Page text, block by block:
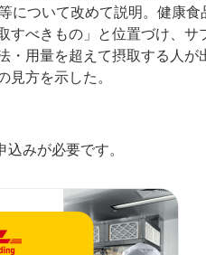
について改めて説明。健康
すべきもの」と位置づけ、サ
・用量を超えて摂取する人が
見方を示した。
込みが必要です。